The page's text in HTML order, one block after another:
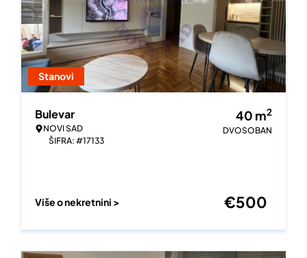
Stanovi
Bulevar
NOVI SAD
ŠIFRA: #17133
40 m2
DVOSOBAN
Više o nekretnini > €500